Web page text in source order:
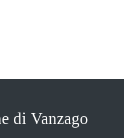
di Vanzago